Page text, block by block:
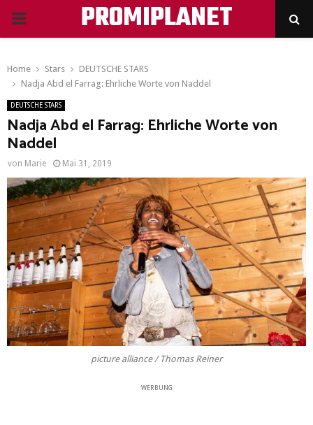
PRIMARY
PROMIPLANET
Home Stars
DEUTSCHE STARS
Nadja Abd el Farrag: Ehrliche Worte von Naddel
DEUTSCHE STARS
Nadja Abd el Farrag: Ehrliche Worte von
Naddel
von Marie Mai 31, 2019
picture alliance / Thomas Reiner
WERBUNG